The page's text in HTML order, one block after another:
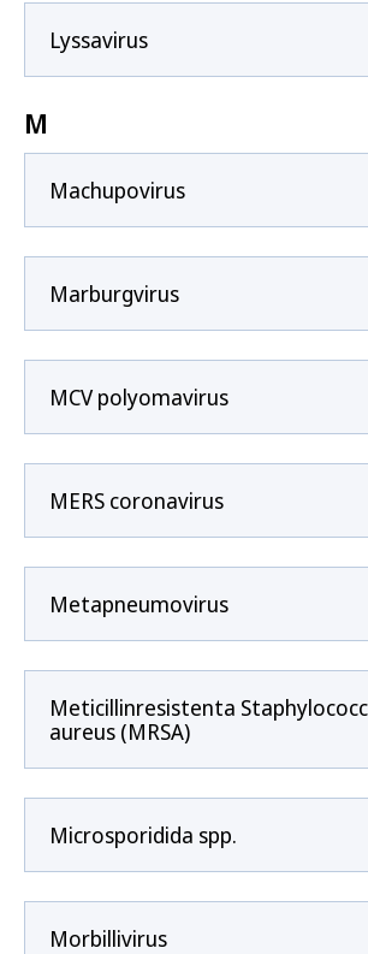
Lyssavirus
M
Machupovirus
Marburgvirus
MCV polyomavirus
MERS coronavirus
Metapneumovirus
Meticillinresistenta
aureus (MRSA)
Microsporidida spp.
Morbillivirus